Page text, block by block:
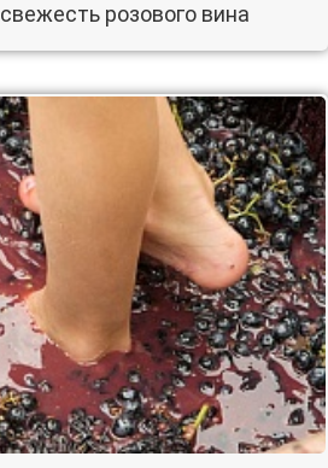
розового вина